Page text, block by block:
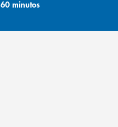
60 minutos